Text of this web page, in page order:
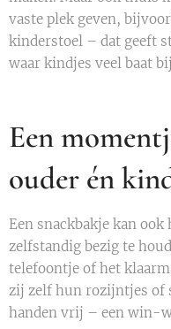
vaste plek geven,
kinderstoel – dat geeft
waar kindjes veel baat
Een
ouder én
Een snackbakje kan
zelfstandig bezig te
telefoontje of het
zij zelf hun rozijntjes of
handen vrij – een win-